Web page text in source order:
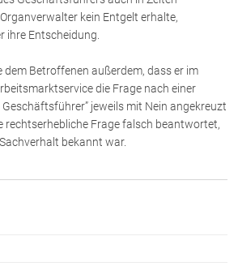
kein Entgelt erhalte,
ihre Entscheidung.
Betroffenen außerdem, dass er im
die Frage nach einer
jeweils mit Nein angekreuzt
rechtserhebliche Frage falsch beantwortet,
bekannt war.